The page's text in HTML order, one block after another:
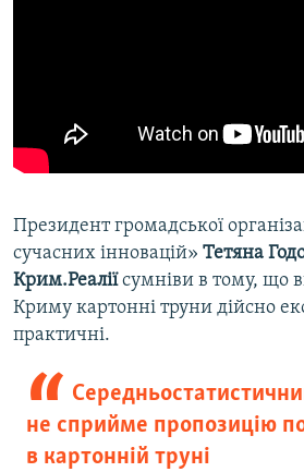
Президент громадської
сучасних інновацій» Тетяна
Крим.Реаліїсумніви в тому, що
Криму картонні труни дійсно
практичні.
не сприйме пропозицію
в картонній труні